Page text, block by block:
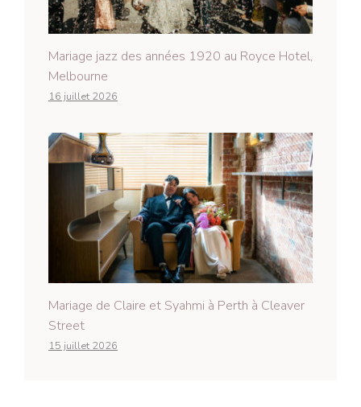
Mariage jazz des années 1920 au Royce Hotel,
Melbourne
16 juillet 2026
Mariage de Claire et Syahmi à Perth à Cleaver
Street
15 juillet 2026